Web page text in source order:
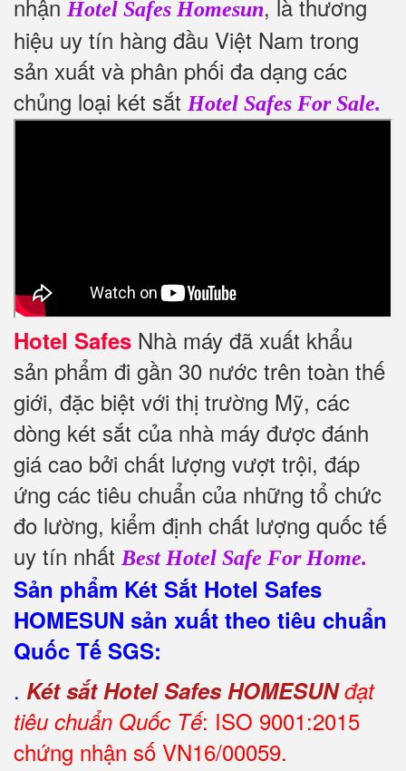
nhận Hotel Safes Homesun, là thương
hiệu uy tín hàng đầu Việt Nam trong
sản xuất và phân phối đa dạng các
chủng loại két sắt Hotel Safes For Sale.
Hotel Safes Nhà máy đã xuất khẩu
sản phẩm đi gần 30 nước trên toàn thế
giới, đặc biệt với thị trường Mỹ, các
dòng két sắt của nhà máy được đánh
giá cao bởi chất lượng vượt trội, đáp
ứng các tiêu chuẩn của những tổ chức
đo lường, kiểm định chất lượng quốc tế
uy tín nhất Best Hotel Safe For Home.
Sản phẩm Két Sắt Hotel Safes
HOMESUN sản xuất theo tiêu chuẩn
Quốc Tế SGS:
. Két sắt Hotel Safes HOMESUNđạt
tiêu chuẩn Quốc Tế: ISO 9001:2015
chứng nhận số VN16/00059.